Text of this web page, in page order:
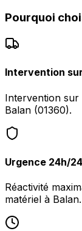
Pourquoi
Intervention
Intervention
Balan (01360).
Urgence 24h/24
Réactivité
matériel à Balan.